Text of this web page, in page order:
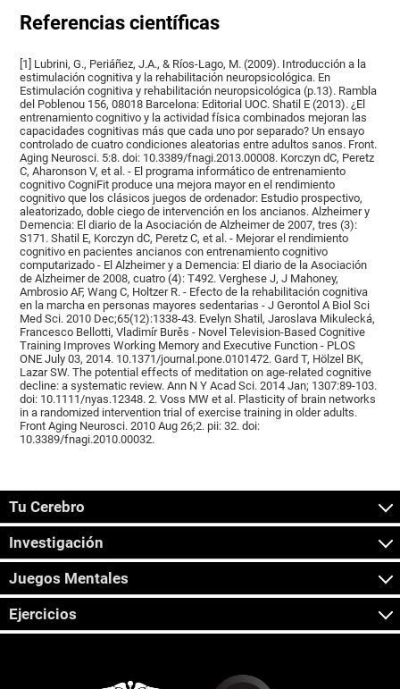
Referencias científicas
[1] Lubrini, G., Periáñez, J.A., & Ríos-Lago, M. (2009). Introducción a la
estimulación cognitiva y la rehabilitación neuropsicológica. En
Estimulación cognitiva y rehabilitación neuropsicológica (p.13). Rambla
del Poblenou 156, 08018 Barcelona: Editorial UOC. Shatil E (2013). ¿El
entrenamiento cognitivo y la actividad física combinados mejoran las
capacidades cognitivas más que cada uno por separado? Un ensayo
controlado de cuatro condiciones aleatorias entre adultos sanos. Front.
Aging Neurosci. 5:8. doi: 10.3389/fnagi.2013.00008. Korczyn dC, Peretz
C, Aharonson V, et al. - El programa informático de entrenamiento
cognitivo CogniFit produce una mejora mayor en el rendimiento
cognitivo que los clásicos juegos de ordenador: Estudio prospectivo,
aleatorizado, doble ciego de intervención en los ancianos. Alzheimer y
Demencia: El diario de la Asociación de Alzheimer de 2007, tres (3):
S171. Shatil E, Korczyn dC, Peretz C, et al. - Mejorar el rendimiento
cognitivo en pacientes ancianos con entrenamiento cognitivo
computarizado - El Alzheimer y a Demencia: El diario de la Asociación
de Alzheimer de 2008, cuatro (4): T492. Verghese J, J Mahoney,
Ambrosio AF, Wang C, Holtzer R. - Efecto de la rehabilitación cognitiva
en la marcha en personas mayores sedentarias - J Gerontol A Biol Sci
Med Sci. 2010 Dec;65(12):1338-43. Evelyn Shatil, Jaroslava Mikulecká,
Francesco Bellotti, Vladimír Burěs - Novel Television-Based Cognitive
Training Improves Working Memory and Executive Function - PLOS
ONE July 03, 2014. 10.1371/journal.pone.0101472. Gard T, Hölzel BK,
Lazar SW. The potential effects of meditation on age-related cognitive
decline: a systematic review. Ann N Y Acad Sci. 2014 Jan; 1307:89-103.
doi: 10.1111/nyas.12348. 2. Voss MW et al. Plasticity of brain networks
in a randomized intervention trial of exercise training in older adults.
Front Aging Neurosci. 2010 Aug 26;2. pii: 32. doi:
10.3389/fnagi.2010.00032.
Tu Cerebro
Investigación
Juegos Mentales
Ejercicios